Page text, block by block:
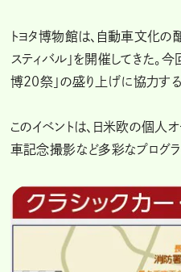
トヨタ博物館は、自動車文化の
スティバル」を開催してきた
博20祭」の盛り上げに協力する
このイベントは、日米欧の個人
車記念撮影など多彩なプログラ